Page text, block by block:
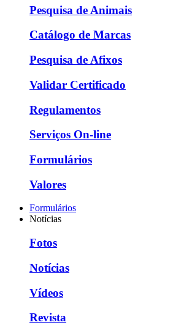
Pesquisa de Animais
Catálogo de Marcas
Pesquisa de Afixos
Validar Certificado
Regulamentos
Serviços On-line
Formulários
Valores
Formulários
Notícias
Fotos
Notícias
Vídeos
Revista